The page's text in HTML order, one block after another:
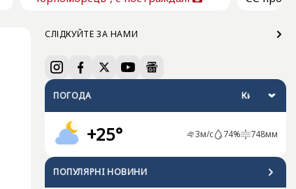
СЛІДКУЙТЕ ЗА НАМИ
ПОГОДА
+25° 3м/с 74% 748мм
ПОПУЛЯРНI НОВИНИ